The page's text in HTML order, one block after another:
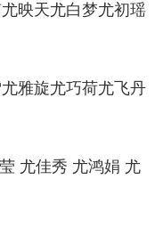
映天尤白梦尤初瑶
雅旋尤巧荷尤飞丹
尤佳秀 尤鸿娟 尤